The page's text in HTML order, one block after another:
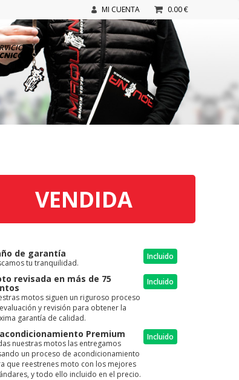
MI CUENTA 0.00 €
VENDIDA
de garantía
tu tranquilidad.
Incluido
revisada en más de 75
motos siguen un riguroso proceso
y revisión para obtener la
garantía de calidad.
Incluido
Premium
nuestras motos las entregamos
un proceso de acondicionamiento
que reestrenes moto con los mejores
y todo ello incluido en el precio.
Incluido